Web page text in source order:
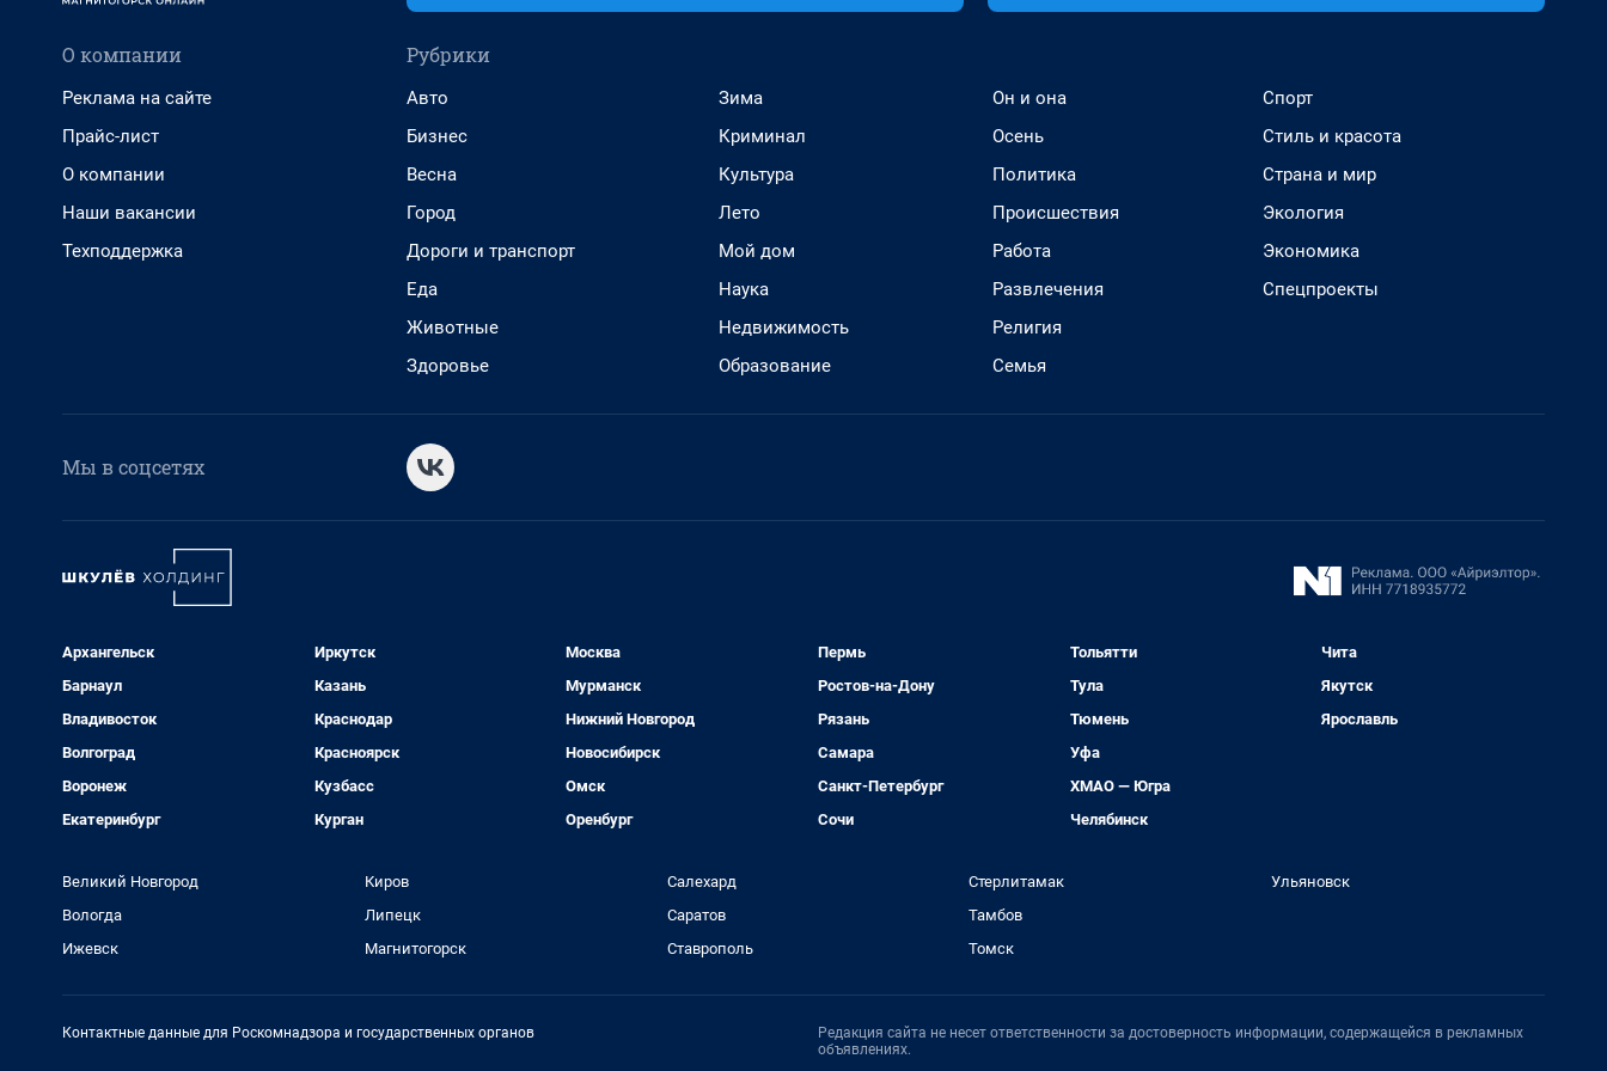
О компании
Реклама на сайте
Прайс-лист
О компании
Наши вакансии
Техподдержка
Рубрики
Авто
Бизнес
Весна
Город
Дороги и транспорт
Еда
Животные
Здоровье
Зима
Криминал
Культура
Лето
Мой дом
Наука
Недвижимость
Образование
Он и она
Осень
Политика
Происшествия
Работа
Развлечения
Религия
Семья
Спорт
Стиль и красота
Страна и мир
Экология
Экономика
Спецпроекты
Мы в соцсетях
Архангельск
Барнаул
Владивосток
Волгоград
Воронеж
Екатеринбург
Иркутск
Казань
Краснодар
Красноярск
Кузбасс
Курган
Москва
Мурманск
Нижний Новгород
Новосибирск
Омск
Оренбург
Пермь
Ростов-на-Дону
Рязань
Самара
Санкт-Петербург
Сочи
Тольятти
Тула
Тюмень
Уфа
ХМАО — Югра
Челябинск
Чита
Якутск
Ярославль
Великий Новгород
Вологда
Ижевск
Киров
Липецк
Магнитогорск
Салехард
Саратов
Ставрополь
Стерлитамак
Тамбов
Томск
Ульяновск
Контактные данные для Роскомнадзора и государственных органов
Редакция сайта не несет ответственности за достоверность информации, содержащейся в рекламных
объявлениях.